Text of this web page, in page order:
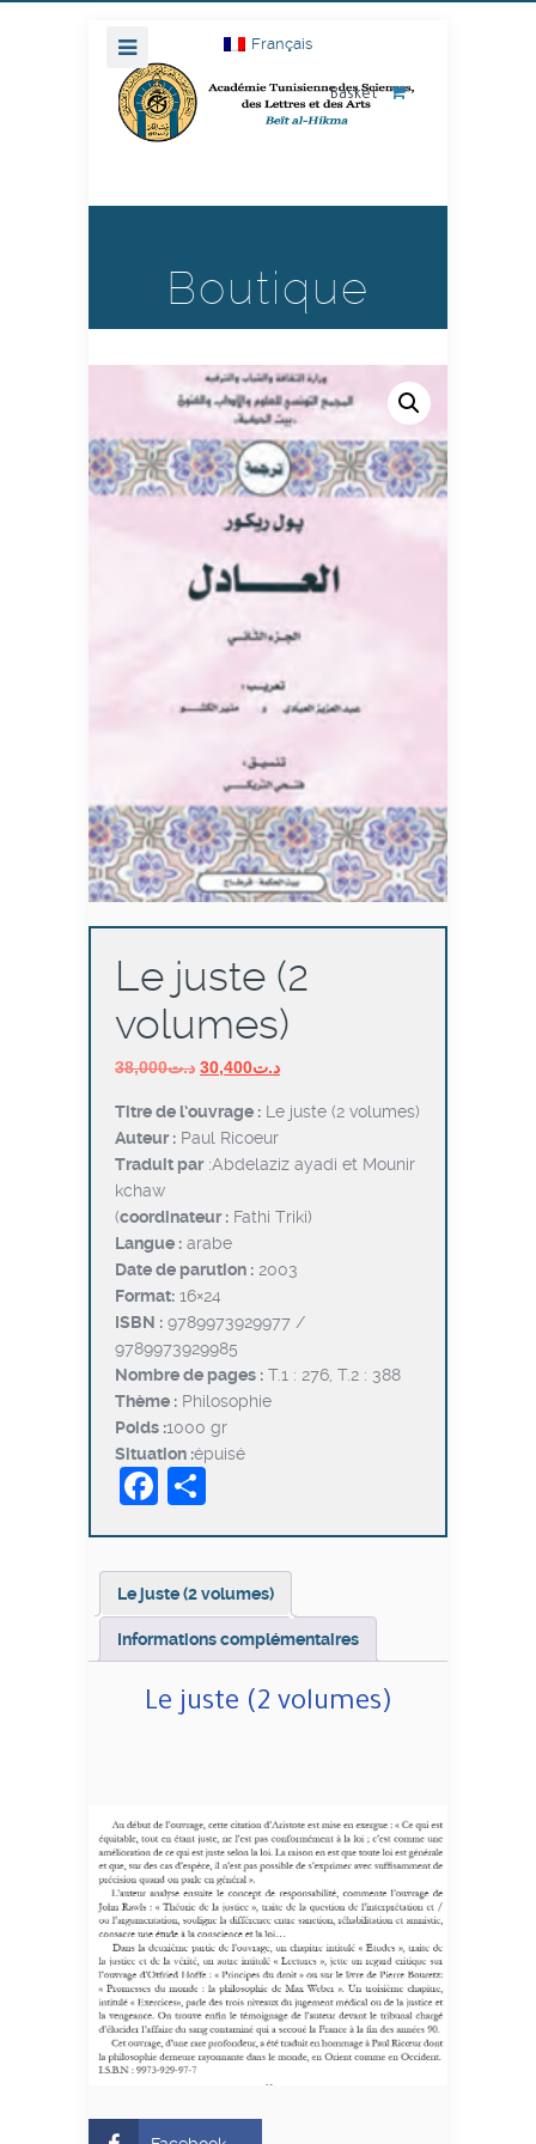
Français
Basket
Boutique
Le juste (2
volumes)
د.ت38,000
Le
initial
était :
د.ت38,000.
د.ت30,400
Le
actuel
Titre de l’ouvrage : Le juste (2 volumes)
Auteur : Paul Ricoeur
Traduit par:Abdelaziz ayadi et Mounir
kchaw
(coordinateur : Fathi Triki)
Langue : arabe
Date de parution : 2003
Format: 16×24
ISBN : 9789973929977 /
9789973929985
Nombre de pages : T.1 : 276, T.2 : 388
Thème : Philosophie
Poids :1000 gr
Situation :épuisé
Facebook
Le juste (2 volumes)
Informations complémentaires
Le juste (2 volumes)